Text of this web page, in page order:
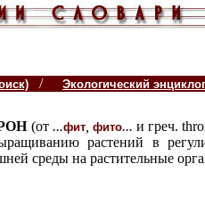
/ Экологический
(от ...фит, фито...и греч.
растений в
среды на растительные